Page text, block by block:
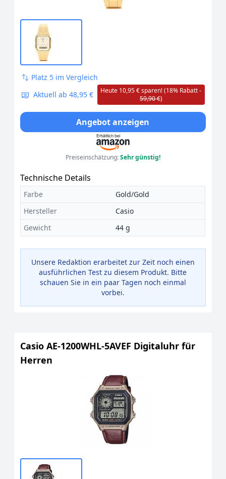
Platz 5 im Vergleich
Aktuell ab 48,95 €
Heute 10,95 € sparen! (18% Rabatt -
59,90 €)
Angebot anzeigen
Preiseinschätzung:Sehr günstig!
Technische Details
Farbe
Gold/Gold
Hersteller
Casio
Gewicht
44 g
Unsere Redaktion erarbeitet zur Zeit noch einen
ausführlichen Test zu diesem Produkt. Bitte
schauen Sie in ein paar Tagen noch einmal
vorbei.
Casio AE-1200WHL-5AVEF Digitaluhr für
Herren